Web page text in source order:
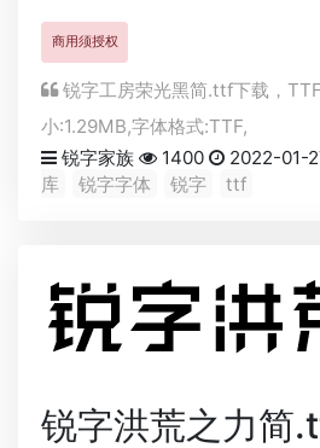
商用须授权
锐字工房荣光黑简.ttf下载， TTF
小:1.29MB,字体格式:TTF,
锐字家族
1400 2022-01-
库
锐字字体 锐字 ttf
锐字洪荒之力简